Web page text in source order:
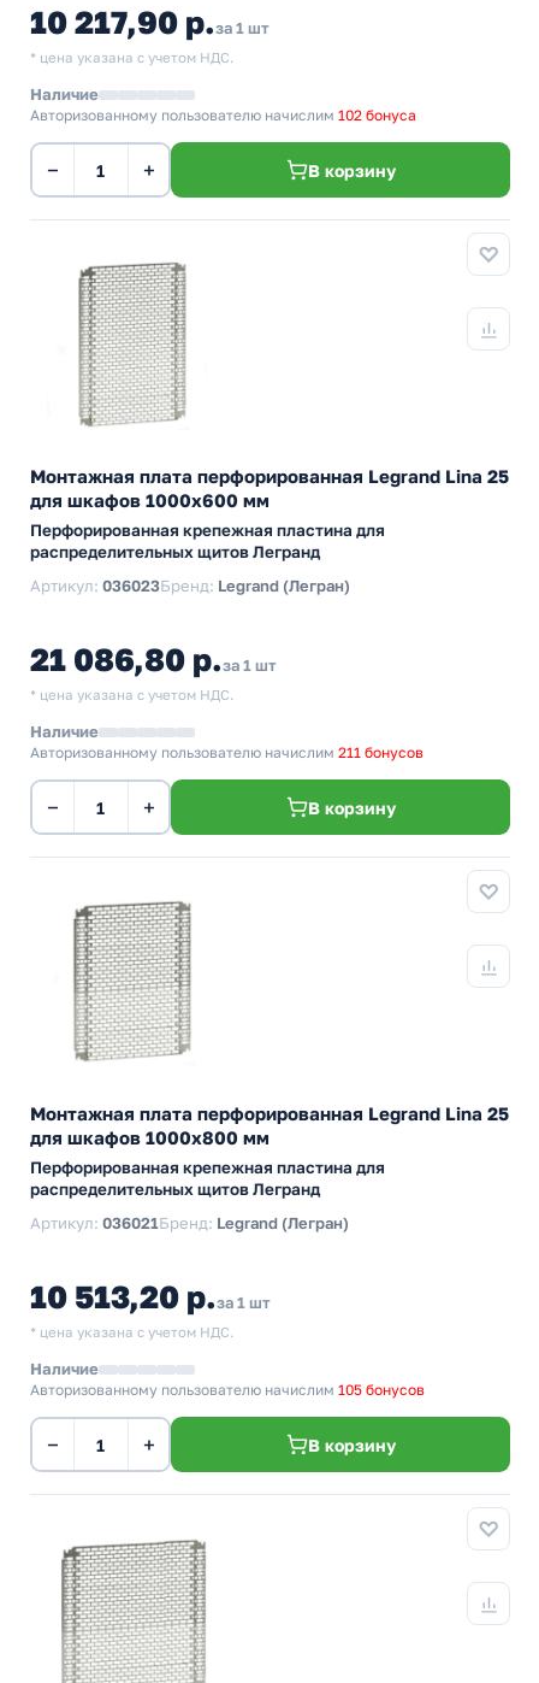
10 217,90 р.за 1 шт
* цена указана с учетом НДС.
Наличие
Авторизованному пользователю начислим 102 бонуса
− + В корзину
Монтажная плата перфорированная Legrand Lina 25
для шкафов 1000х600 мм
Перфорированная крепежная пластина для
распределительных щитов Легранд
Артикул: 036023Бренд: Legrand (Легран)
21 086,80 р.за 1 шт
* цена указана с учетом НДС.
Наличие
Авторизованному пользователю начислим 211 бонусов
− + В корзину
Монтажная плата перфорированная Legrand Lina 25
для шкафов 1000х800 мм
Перфорированная крепежная пластина для
распределительных щитов Легранд
Артикул: 036021Бренд: Legrand (Легран)
10 513,20 р.за 1 шт
* цена указана с учетом НДС.
Наличие
Авторизованному пользователю начислим 105 бонусов
− + В корзину